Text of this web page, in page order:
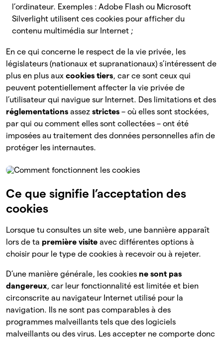
l’ordinateur. Exemples : Adobe Flash ou Microsoft
Silverlight utilisent ces cookies pour afficher du
contenu multimédia sur Internet ;
En ce qui concerne le respect de la vie privée, les
législateurs (nationaux et supranationaux) s’intéressent de
plus en plus aux cookies tiers, car ce sont ceux qui
peuvent potentiellement affecter la vie privée de
l’utilisateur qui navigue sur Internet. Des limitations et des
réglementations assez strictes – où elles sont stockées,
par qui ou comment elles sont collectées – ont été
imposées au traitement des données personnelles afin de
protéger les internautes.
Ce que signifie l’acceptation des
cookies
Lorsque tu consultes un site web, une bannière apparaît
lors de ta première visite avec différentes options à
choisir pour le type de cookies à recevoir ou à rejeter.
D’une manière générale, les cookies ne sont pas
dangereux, car leur fonctionnalité est limitée et bien
circonscrite au navigateur Internet utilisé pour la
navigation. Ils ne sont pas comparables à des
programmes malveillants tels que des logiciels
malveillants ou des virus. Les accepter ne comporte donc